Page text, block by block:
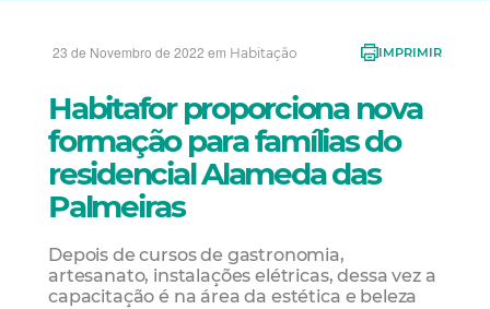
23 de Novembro de 2022 em Habitação IMPRIMIR
Habitafor proporciona nova
formação para famílias do
residencial Alameda das
Palmeiras
Depois de cursos de gastronomia,
artesanato, instalações elétricas, dessa vez a
capacitação é na área da estética e beleza